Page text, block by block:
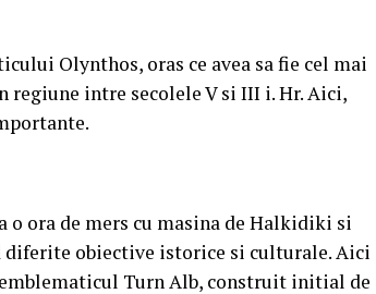
Olynthos, oras ce avea sa fie cel mai
intre secolele V si III i. Hr. Aici,
o ora de mers cu masina de Halkidiki si
diferite obiective istorice si culturale. Aici
Turn Alb, construit initial de